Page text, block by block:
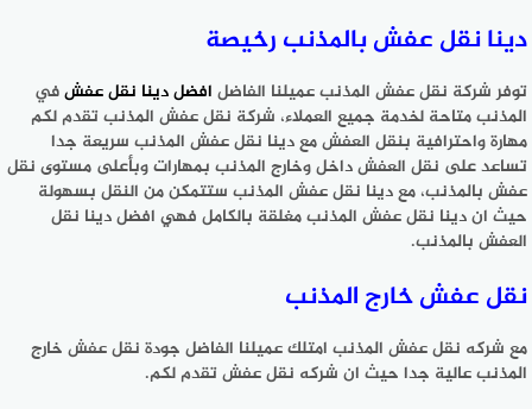
دينا نقل عفش بالمذنب رخيصة
توفر شركة نقل عفش المذنب عميلنا الفاضل افضل دينا نقل عفشفي
المذنب متاحة لخدمة جميع العملاء، شركة نقل عفش المذنب تقدم لكم
مهارة واحترافية بنقل العفش مع دينا نقل عفش المذنب سريعة جدا
تساعد على نقل العفش داخل وخارج المذنب بمهارات وبأعلى مستوى نقل
عفش بالمذنب، مع دينا نقل عفش المذنب ستتمكن من النقل بسهولة
حيث ان دينا نقل عفش المذنب مغلقة بالكامل فهي افضل دينا نقل
العفش بالمذنب.
نقل عفش خارج المذنب
مع شركه نقل عفش المذنب امتلك عميلنا الفاضل جودة نقل عفش خارج
المذنب عالية جدا حيث ان شركه نقل عفش تقدم لكم.